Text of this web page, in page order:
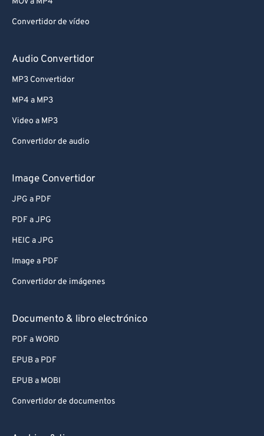
Convertidor de vídeo
Audio Convertidor
MP3 Convertidor
MP4 a MP3
Video a MP3
Convertidor de audio
Image Convertidor
JPG a PDF
PDF a JPG
HEIC a JPG
Image a PDF
Convertidor de imágenes
Documento & libro electrónico
PDF a WORD
EPUB a PDF
EPUB a MOBI
Convertidor de documentos